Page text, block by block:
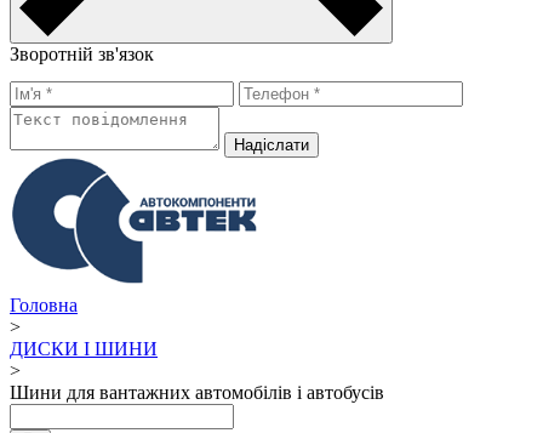
Зворотній зв'язок
Надiслати
Головна
>
ДИСКИ І ШИНИ
>
Шини для вантажних автомобілів і автобусів